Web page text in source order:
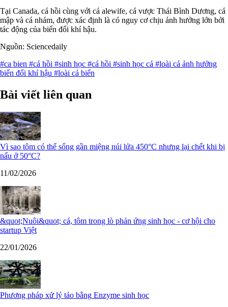
Tại Canada, cá hồi cùng với cá alewife, cá vược Thái Bình Dương, cá
mập và cá nhám, được xác định là có nguy cơ chịu ảnh hưởng lớn bởi
tác động của biến đổi khí hậu.
Nguồn: Sciencedaily
#ca bien #cá hồi #sinh học #cá hồi #sinh học cá #loài cá ảnh hưởng
biến đổi khí hậu #loài cá biển
Bài viết liên quan
Vì sao tôm có thể sống gần miệng núi lửa 450°C nhưng lại chết khi bị
nấu ở 50°C?
11/02/2026
&quot;Nuôi&quot; cá, tôm trong lò phản ứng sinh học - cơ hội cho
startup Việt
22/01/2026
Phương pháp xử lý tảo bằng Enzyme sinh học